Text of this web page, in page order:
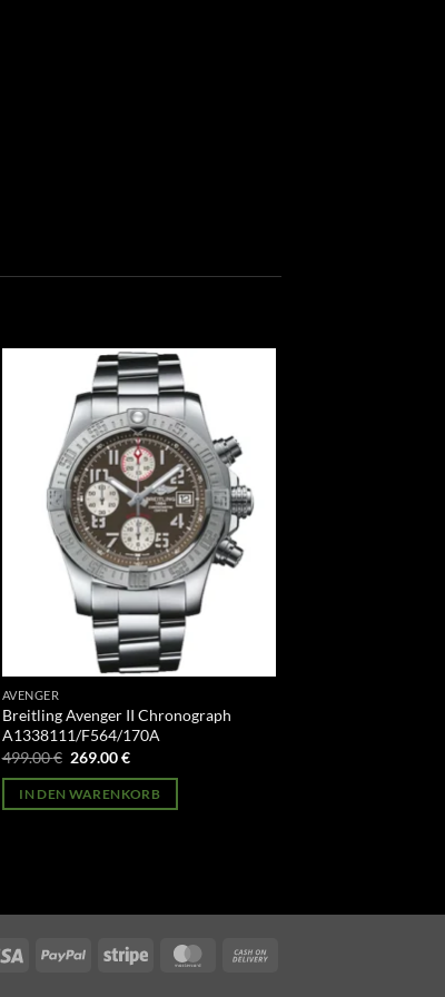
AVENGER
Breitling Avenger II Chronograph
A1338111/F564/170A
499.00€ Ursprünglicher
war:
499.00 €
269.00€Aktueller
ist:
269.00 €.
IN DEN WARENKORB
Visa PayPal Stripe MasterCard